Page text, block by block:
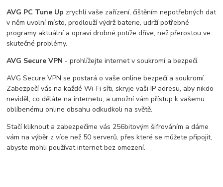
AVG PC Tune Up zrychlí vaše zařízení, čištěním nepotřebných dat
v něm uvolní místo, prodlouží výdrž baterie, udrží potřebné
programy aktuální a opraví drobné potíže dříve, než přerostou ve
skutečné problémy.
AVG Secure VPN - prohlížejte internet v soukromí a bezpečí.
AVG Secure VPN se postará o vaše online bezpečí a soukromí.
Zabezpečí vás na každé Wi-Fi síti, skryje vaši IP adresu, aby nikdo
neviděl, co děláte na internetu, a umožní vám přístup k vašemu
oblíbenému online obsahu odkudkoli na světě.
Stačí kliknout a zabezpečíme vás 256bitovým šifrováním a dáme
vám na výběr z více než 50 serverů, přes které se můžete připojit,
abyste mohli používat internet bez omezení.